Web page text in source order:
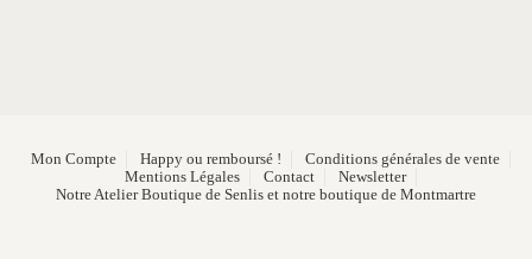
Mon Compte Happy ou remboursé !
Conditions générales de vente
Mentions Légales
Contact
Newsletter
Notre Atelier Boutique de Senlis et notre boutique de Montmartre